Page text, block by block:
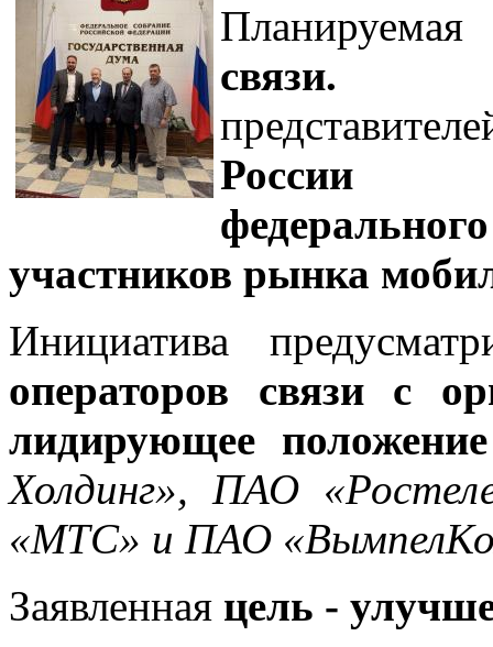
связи.
России
участников рынка
Инициатива
операторов связи с
лидирующее
Холдинг», ПАО
«МТС» и ПАО
Заявленная цель -